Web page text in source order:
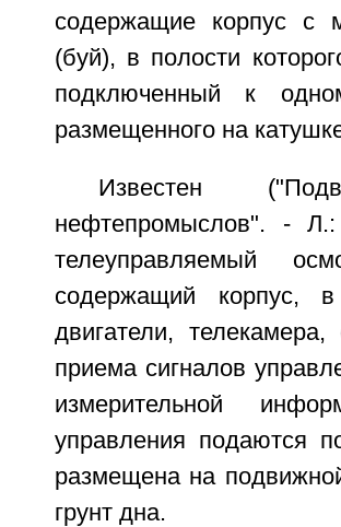
содержащие корпус с
(буй), в полости
подключенный к
размещенного на
Известен
нефтепромыслов". - Л.:
телеуправляемый
содержащий корпус,
двигатели,
приема сигналов
измерительной
управления подаются
размещена на
грунт дна.